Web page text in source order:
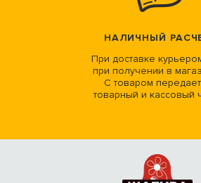
НАЛИЧНЫЙ
При доставке
при получении в
С товаром
товарный и кассовый